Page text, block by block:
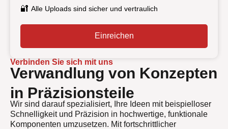
Verbinden Sie sich mit uns
Verwandlung von Konzepten
in Präzisionsteile
Wir sind darauf spezialisiert, Ihre Ideen mit beispielloser
Schnelligkeit und Präzision in hochwertige, funktionale
Komponenten umzusetzen. Mit fortschrittlicher
🔐 Alle Uploads sind sicher und vertraulich
Einreichen